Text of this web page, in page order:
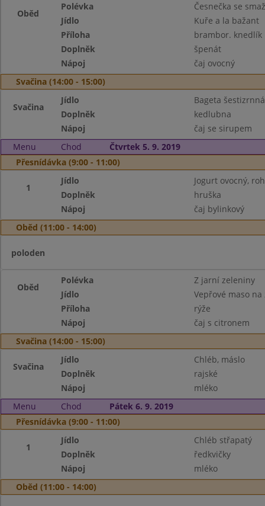
Oběd
Polévka
Česnečka se
Jídlo
Kuře a la bažant
Příloha
brambor. knedlík
Doplněk
špenát
Nápoj
čaj ovocný
Svačina (14:00 - 15:00)
Svačina
Jídlo
Bageta
Doplněk
kedlubna
Nápoj
čaj se sirupem
Menu
Chod
Čtvrtek 5. 9. 2019
Přesnídávka (9:00 - 11:00)
1
Jídlo
Jogurt ovocný,
Doplněk
hruška
Nápoj
čaj bylinkový
Oběd (11:00 - 14:00)
poloden
Oběd
Polévka
Z jarní zeleniny
Jídlo
Vepřové maso
Příloha
rýže
Nápoj
čaj s citronem
Svačina (14:00 - 15:00)
Svačina
Jídlo
Chléb, máslo
Doplněk
rajské
Nápoj
mléko
Menu
Chod
Pátek 6. 9. 2019
Přesnídávka (9:00 - 11:00)
1
Jídlo
Chléb střapatý
Doplněk
ředkvičky
Nápoj
mléko
Oběd (11:00 - 14:00)